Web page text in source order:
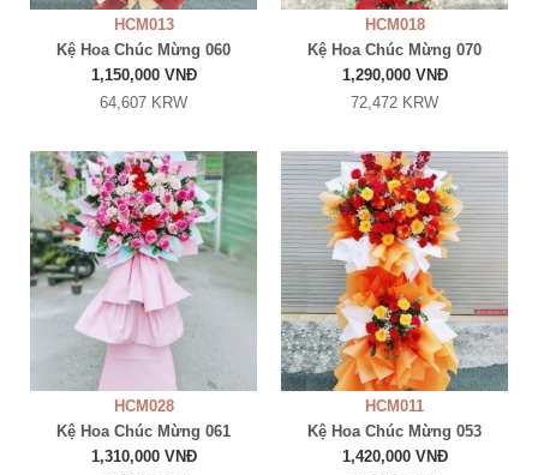
HCM013
Kệ Hoa Chúc Mừng 060
1,150,000 VNĐ
64,607 KRW
HCM018
Kệ Hoa Chúc Mừng 070
1,290,000 VNĐ
72,472 KRW
HCM028
Kệ Hoa Chúc Mừng 061
1,310,000 VNĐ
HCM011
Kệ Hoa Chúc Mừng 053
1,420,000 VNĐ